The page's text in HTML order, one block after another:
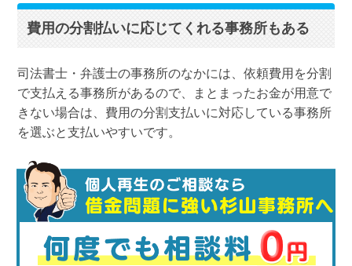
費用の分割払いに応じてくれる事務所もある
司法書士・弁護士の事務所のなかには、依頼費用を分割
で支払える事務所があるので、まとまったお金が用意で
きない場合は、費用の分割支払いに対応している事務所
を選ぶと支払いやすいです。